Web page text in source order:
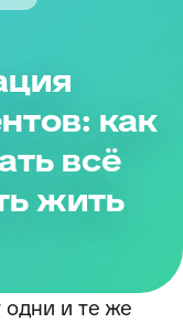
как
всё
жить
и те же